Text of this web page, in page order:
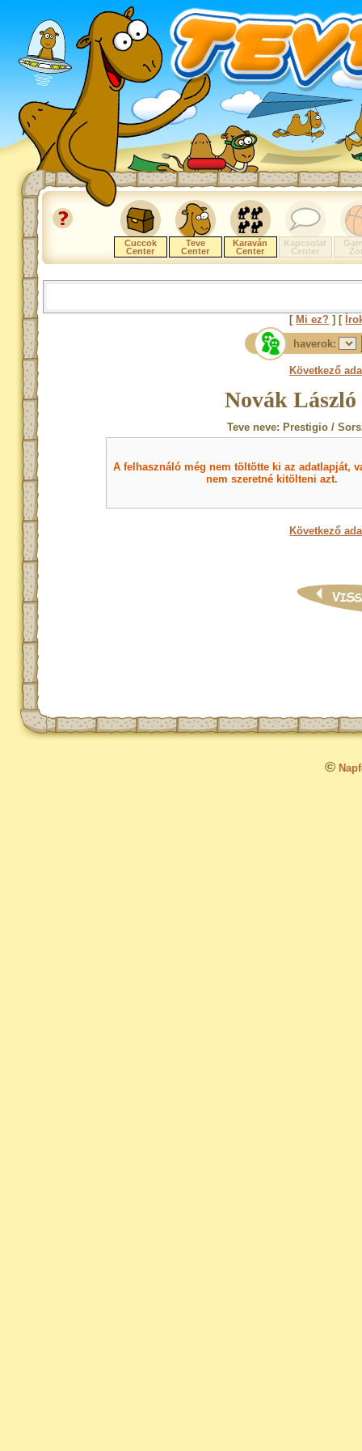
Cuccok
Center
Teve
Center
Karaván
Center
Kapcsolat
Center
[ Mi ez? ] [
haverok:
Következő
Novák
Teve neve: Prestigio /
A felhasználó még nem töltötte ki az adatlapját,
nem szeretné kitölteni azt.
Következő
©